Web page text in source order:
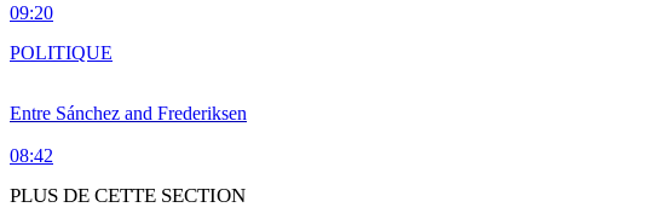
09:20
Entre Sánchez and Frederiksen
08:42
POLITIQUE
PLUS DE CETTE SECTION